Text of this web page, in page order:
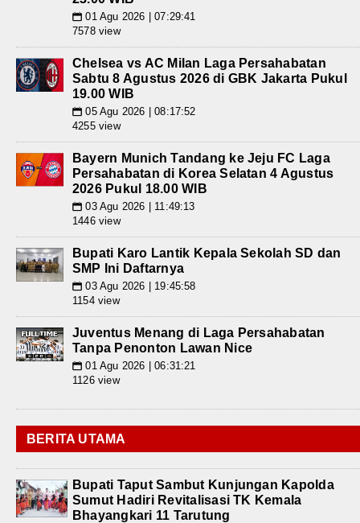
📅 01 Agu 2026 | 07:29:41
7578 view
Chelsea vs AC Milan Laga Persahabatan
Sabtu 8 Agustus 2026 di GBK Jakarta Pukul
19.00 WIB
📅 05 Agu 2026 | 08:17:52
4255 view
Bayern Munich Tandang ke Jeju FC Laga
Persahabatan di Korea Selatan 4 Agustus
2026 Pukul 18.00 WIB
📅 03 Agu 2026 | 11:49:13
1446 view
Bupati Karo Lantik Kepala Sekolah SD dan
SMP Ini Daftarnya
📅 03 Agu 2026 | 19:45:58
1154 view
Juventus Menang di Laga Persahabatan
Tanpa Penonton Lawan Nice
📅 01 Agu 2026 | 06:31:21
1126 view
BERITA UTAMA
Bupati Taput Sambut Kunjungan Kapolda
Sumut Hadiri Revitalisasi TK Kemala
Bhayangkari 11 Tarutung